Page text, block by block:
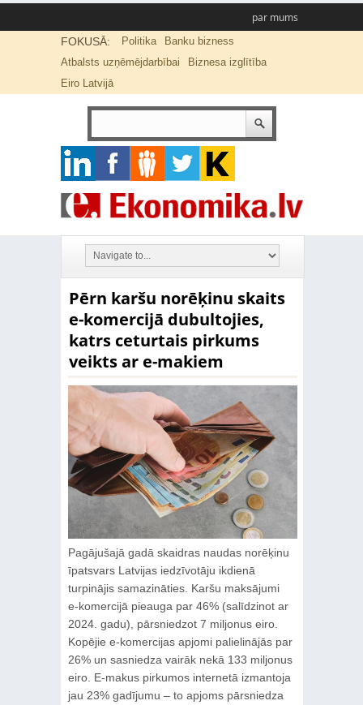
par mums
FOKUSĀ: Politika
Banku bizness
Atbalsts uzņēmējdarbībai
Biznesa izglītība
Eiro Latvijā
Pērn karšu norēķinu skaits
e-komercijā dubultojies,
katrs ceturtais pirkums
veikts ar e-makiem
Pagājušajā gadā skaidras naudas norēķinu
īpatsvars Latvijas iedzīvotāju ikdienā
turpinājis samazināties. Karšu maksājumi
e‑komercijā pieauga par 46% (salīdzinot ar
2024. gadu), pārsniedzot 7 miljonus eiro.
Kopējie e‑komercijas apjomi palielinājās par
26% un sasniedza vairāk nekā 133 miljonus
eiro. E‑makus pirkumos internetā izmantoja
jau 23% gadījumu – to apjoms pārsniedza